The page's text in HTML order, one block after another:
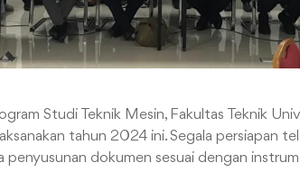
Studi Teknik Mesin, Fakultas Teknik
tahun 2024 ini. Segala persiapan
dokumen sesuai dengan